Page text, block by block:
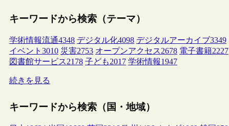
キーワードから検索（テーマ）
学術情報流通4348 デジタル化4098 デジタルアーカイブ3349
イベント 3010 災害2753 オープンアクセス2678 電子書籍2227
図書館サービス2178 子ども2017 学術情報1947
続きを見る
キーワードから検索（国・地域）